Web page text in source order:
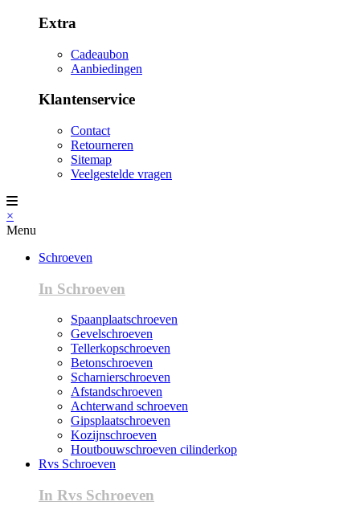
Extra
Cadeaubon
Aanbiedingen
Klantenservice
Contact
Retourneren
Sitemap
Veelgestelde vragen
×
Menu
Schroeven
In Schroeven
Spaanplaatschroeven
Gevelschroeven
Tellerkopschroeven
Betonschroeven
Scharnierschroeven
Afstandschroeven
Achterwand schroeven
Gipsplaatschroeven
Kozijnschroeven
Houtbouwschroeven cilinderkop
Rvs Schroeven
In Rvs Schroeven